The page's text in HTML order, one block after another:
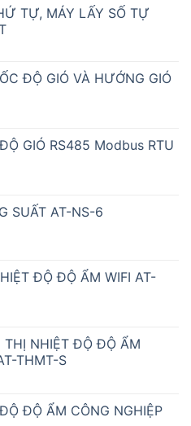
TỰ, MÁY LẤY SỐ TỰ
ĐỘ GIÓ VÀ HƯỚNG GIÓ
GIÓ RS485 Modbus RTU
SUẤT AT-NS-6
ĐỘ ĐỘ ẨM WIFI AT-
THỊ NHIỆT ĐỘ ĐỘ ẨM
THMT-S
ĐỘ ẨM CÔNG NGHIỆP